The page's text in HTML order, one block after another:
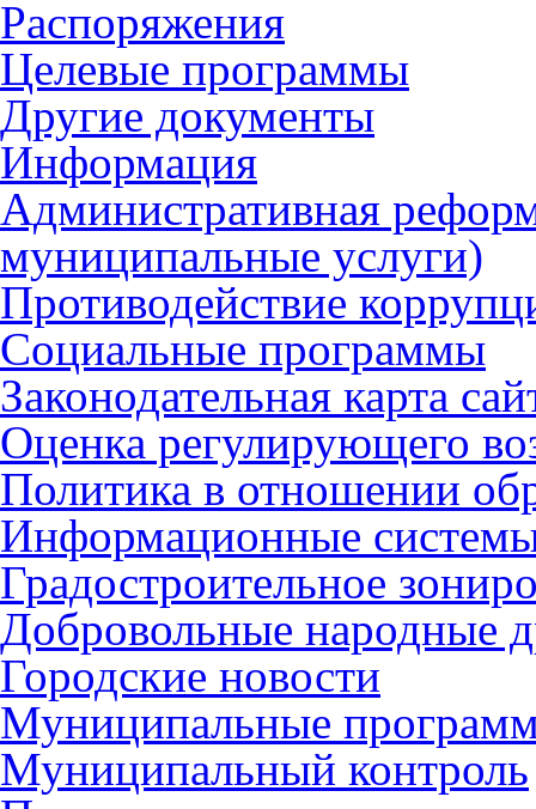
Распоряжения
Целевые программы
Другие документы
Информация
Административная
муниципальные услуги)
Противодействие
Социальные программы
Законодательная карта
Оценка регулирующего
Политика в отношении
Информационные
Градостроительное
Добровольные народные
Городские новости
Муниципальные
Муниципальный контроль